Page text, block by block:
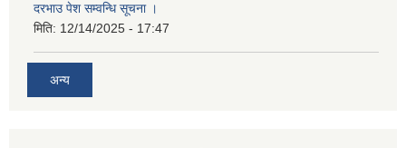
दरभाउ पेश सम्वन्धि सूचना ।
मिति: 12/14/2025 - 17:47
अन्य